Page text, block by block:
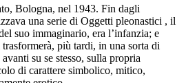
Bologna, nel 1943. Fin dagli
una serie di Oggetti pleonastici , il
suo immaginario, era l’infanzia; e
trasformerà, più tardi, in una sorta di
su se stesso, sulla propria
di carattere simbolico, mitico,